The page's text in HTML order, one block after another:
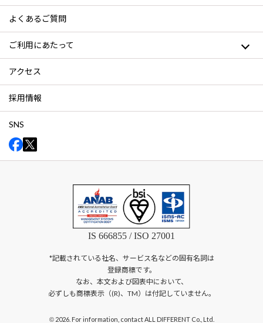
よくあるご質問
ご利用にあたって
アクセス
採用情報
SNS
IS 666855 / ISO 27001
*記載されている社名、サービス名などの固有名詞は
登録商標です。
なお、本文および図表中において、
必ずしも商標表示（(R)、TM）は付記していません。
©2026. For information, contact ALL DIFFERENT Co., Ltd.